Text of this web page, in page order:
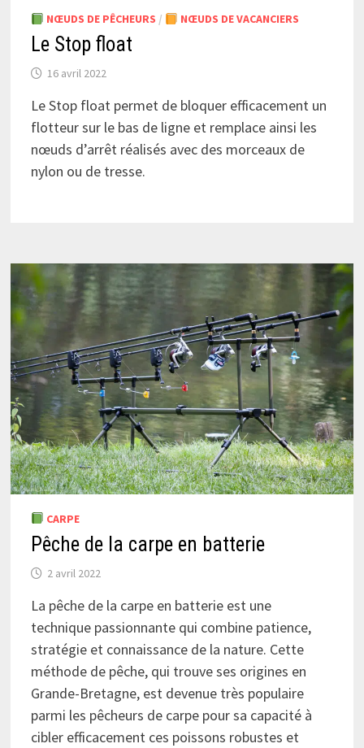
NŒUDS DE PÊCHEURS / NŒUDS DE VACANCIERS
Le Stop float
16 avril 2022
Le Stop float permet de bloquer efficacement un
flotteur sur le bas de ligne et remplace ainsi les
nœuds d’arrêt réalisés avec des morceaux de
nylon ou de tresse.
CARPE
Pêche de la carpe en batterie
2 avril 2022
La pêche de la carpe en batterie est une
technique passionnante qui combine patience,
stratégie et connaissance de la nature. Cette
méthode de pêche, qui trouve ses origines en
Grande-Bretagne, est devenue très populaire
parmi les pêcheurs de carpe pour sa capacité à
cibler efficacement ces poissons robustes et